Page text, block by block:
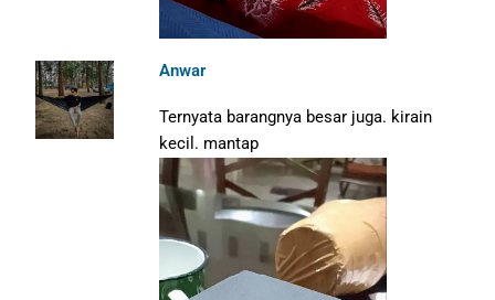
Anwar
Ternyata barangnya besar juga. kirain
kecil. mantap